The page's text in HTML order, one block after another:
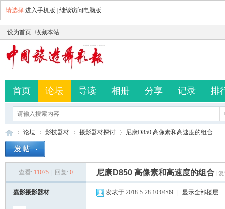
请选择 进入手机版 继续访问电脑版
设为首页 收藏本站
首页 论坛 导读 相册 分享 记录 排
论坛
›
影技器材
›
摄影器材探讨
›
尼康D850 高像素和高速度的组合
查看: 11075 回复: 0 尼康D850 高像素和高速度的组合 [
嘉影摄影器材 发表于 2018-5-28 10:04:09 显示全部楼层